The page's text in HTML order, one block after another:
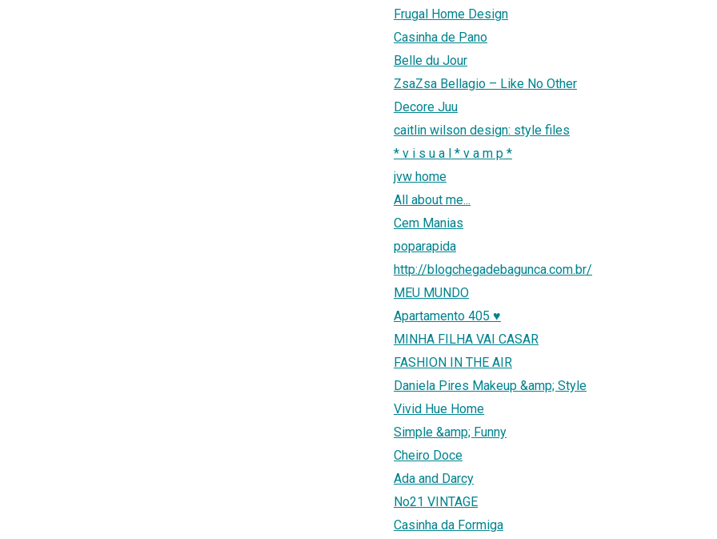
Frugal Home Design
Casinha de Pano
Belle du Jour
ZsaZsa Bellagio – Like No Other
Decore Juu
caitlin wilson design: style files
* v i s u a l * v a m p *
jvw home
All about me...
Cem Manias
poparapida
http://blogchegadebagunca.com.br/
MEU MUNDO
Apartamento 405 ♥
MINHA FILHA VAI CASAR
FASHION IN THE AIR
Daniela Pires Makeup &amp; Style
Vivid Hue Home
Simple &amp; Funny
Cheiro Doce
Ada and Darcy
No21 VINTAGE
Casinha da Formiga